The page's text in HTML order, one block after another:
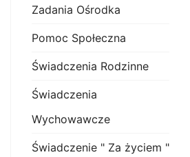
Zadania Ośrodka
Pomoc Społeczna
Świadczenia Rodzinne
Świadczenia
Wychowawcze
Świadczenie " Za życiem "